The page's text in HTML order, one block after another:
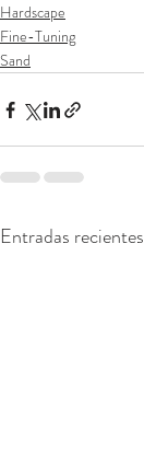
Hardscape
Fine-Tuning
Sand
Entradas recientes